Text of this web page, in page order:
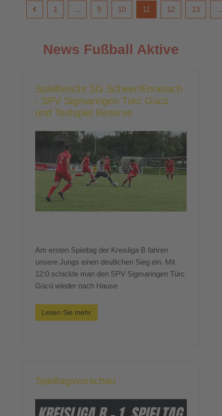
1 ... 9 10 11 12 13 ...
News Fußball Aktive
Spielbericht SG Scheer/Ennetach
- SPV Sigmaringen Türc Gücü
und Testspiel Reserve
Am ersten Spieltag der Kreisliga B fahren
unsere Jungs einen deutlichen Sieg ein. Mit
12:0 schickte man den SPV Sigmaringen Türc
Gücü wieder nach Hause
Lesen Sie mehr
Spieltagsvorschau